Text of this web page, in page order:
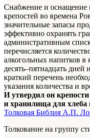
Снабжение и оснащение
крепостей во времена
значительные запасы
эффективно охранять
административным
перечисляется
алкогольных напитков в
десять–пятнадцать
краткий перечень
указания количества и
И утвердил он
и хранилища для хлеба
Толковая Библия А.П.
Толкование на группу